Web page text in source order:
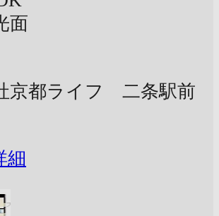
面
京都ライフ 二条駅前
細